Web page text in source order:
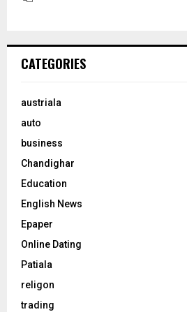
CATEGORIES
austriala
auto
business
Chandighar
Education
English News
Epaper
Online Dating
Patiala
religon
trading